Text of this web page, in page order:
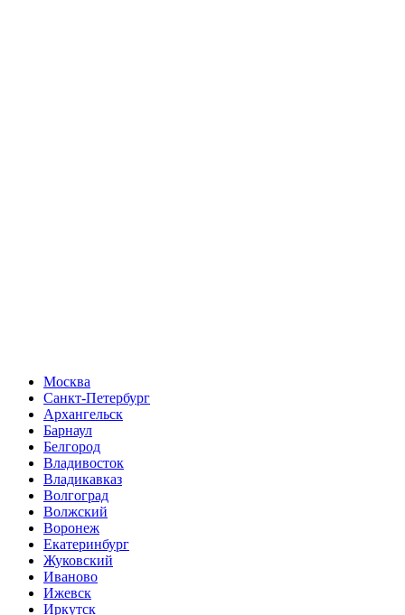
Москва
Санкт-Петербург
Архангельск
Барнаул
Белгород
Владивосток
Владикавказ
Волгоград
Волжский
Воронеж
Екатеринбург
Жуковский
Иваново
Ижевск
Иркутск